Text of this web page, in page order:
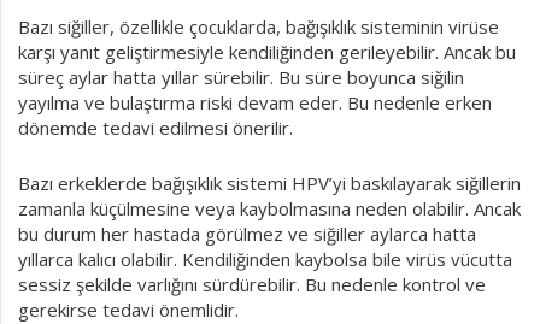
Bazı siğiller, özellikle çocuklarda, bağışıklık sisteminin virüse
karşı yanıt geliştirmesiyle kendiliğinden gerileyebilir. Ancak bu
süreç aylar hatta yıllar sürebilir. Bu süre boyunca siğilin
yayılma ve bulaştırma riski devam eder. Bu nedenle erken
dönemde tedavi edilmesi önerilir.
Bazı erkeklerde bağışıklık sistemi HPV’yi baskılayarak siğillerin
zamanla küçülmesine veya kaybolmasına neden olabilir. Ancak
bu durum her hastada görülmez ve siğiller aylarca hatta
yıllarca kalıcı olabilir. Kendiliğinden kaybolsa bile virüs vücutta
sessiz şekilde varlığını sürdürebilir. Bu nedenle kontrol ve
gerekirse tedavi önemlidir.